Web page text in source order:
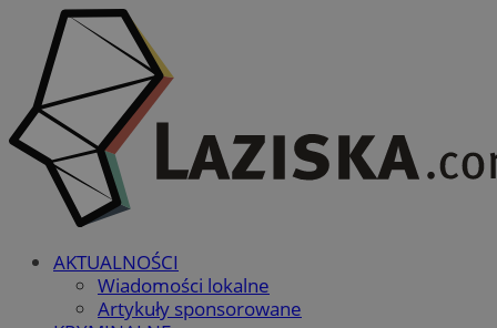
AKTUALNOŚCI
Wiadomości lokalne
Artykuły sponsorowane